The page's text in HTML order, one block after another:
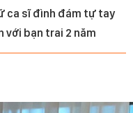
ca sĩ đình đám tự tay
với bạn trai 2 năm